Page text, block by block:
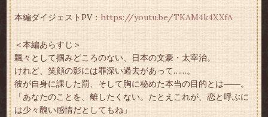
本編ダイジェストPV： https://youtu.be/TKAM4k4XXfA
＜本編あらすじ＞
飄々として掴みどころのない、日本の文豪・太宰治。
けれど、笑顔の影には罪深い過去があって……。
彼が自身に課した罰、そして胸に秘めた本当の目的とは――。
「あなたのことを、離したくない。たとえこれが、恋と呼ぶに
は少々醜い感情だとしてもね」